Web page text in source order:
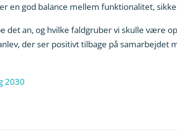
en god balance mellem funktionalitet,
det an, og hvilke faldgruber vi skulle være
der ser positivt tilbage på samarbejdet
2030